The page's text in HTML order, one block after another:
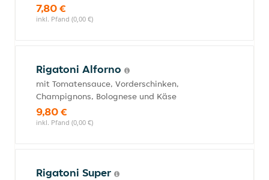
7,80 €
inkl. Pfand (0,00 €)
Rigatoni Alforno
mit Tomatensauce, Vorderschinken,
Champignons, Bolognese und Käse
9,80 €
inkl. Pfand (0,00 €)
Rigatoni Super